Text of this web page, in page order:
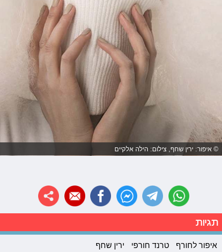
© איפור: ירין שחף, צילום: הילה אלקיים
תגיות
איפור לחורף טרנד חורפי ירין שחף